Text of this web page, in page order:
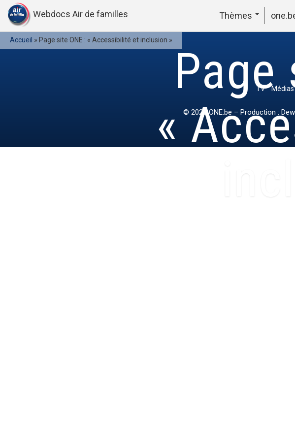
Webdocs Air de familles Thèmes
Accueil » Page site ONE : « Accessibilité et inclusion »
Page
«
TV Médias
© 2022ONE.be – Production :